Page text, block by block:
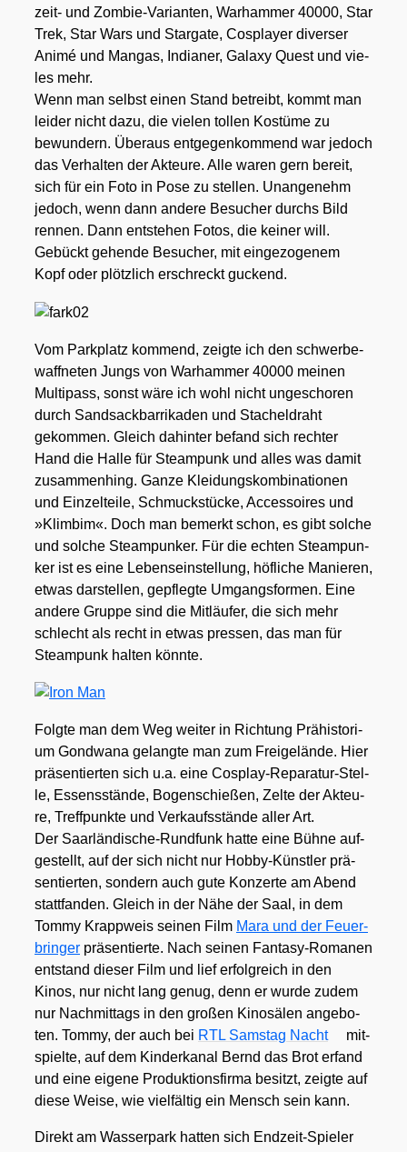
zeit- und Zom­bie-Vari­an­ten, War­ham­mer 40000, Star
Trek, Star Wars und Star­ga­te, Cos­play­er diver­ser
Ani­mé und Man­gas, India­ner, Gala­xy Questund vie­
les mehr.
Wenn man selbst einen Stand betreibt, kommt man
lei­der nicht dazu, die vie­len tol­len Kos­tü­me zu
bewun­dern. Über­aus ent­ge­gen­kom­mend war jedoch
das Ver­hal­ten der Akteu­re. Alle waren gern bereit,
sich für ein Foto in Pose zu stel­len. Unan­ge­nehm
jedoch, wenn dann ande­re Besu­cher durchs Bild
ren­nen. Dann ent­ste­hen Fotos, die kei­ner will.
Gebückt gehen­de Besu­cher, mit ein­ge­zo­ge­nem
Kopf oder plötz­lich erschreckt guckend.
Vom Park­platz kom­mend, zeig­te ich den schwer­be­
waff­ne­ten Jungs von War­ham­mer 40000 mei­nen
Mul­ti­pass, sonst wäre ich wohl nicht unge­scho­ren
durch Sand­sack­bar­ri­ka­den und Sta­chel­draht
gekom­men. Gleich dahin­ter befand sich rech­ter
Hand die Hal­le für Steam­punk und alles was damit
zusam­men­hing. Gan­ze Klei­dungs­kom­bi­na­tio­nen
und Ein­zel­tei­le, Schmuck­stü­cke, Acces­soires und
»Klim­bim«. Doch man bemerkt schon, es gibt sol­che
und sol­che Steam­pun­ker. Für die ech­ten Steam­pun­
ker ist es eine Lebens­ein­stel­lung, höf­li­che Manie­ren,
etwas dar­stel­len, gepfleg­te Umgangs­for­men. Eine
ande­re Grup­pe sind die Mit­läu­fer, die sich mehr
schlecht als recht in etwas pres­sen, das man für
Steam­punk hal­ten könn­te.
Folg­te man dem Weg wei­ter in Rich­tung Prä­his­to­ri­
um Gond­wa­na gelang­te man zum Frei­ge­län­de. Hier
prä­sen­tier­ten sich u.a. eine Cos­play-Repa­ra­tur-Stel­
le, Essens­stän­de, Bogen­schie­ßen, Zel­te der Akteu­
re, Treff­punk­te und Ver­kaufs­stän­de aller Art.
Der Saar­län­di­sche-Rund­funk hat­te eine Büh­ne auf­
ge­stellt, auf der sich nicht nur Hob­by-Künst­ler prä­
sen­tier­ten, son­dern auch gute Kon­zer­te am Abend
statt­fan­den. Gleich in der Nähe der Saal, in dem
Tom­my Krapp­weis sei­nen Film Mara und der Feu­er­
brin­ger prä­sen­tier­te. Nach sei­nen Fan­ta­sy-Roma­nen
ent­stand die­ser Film und lief erfolg­reich in den
Kinos, nur nicht lang genug, denn er wur­de zudem
nur Nach­mit­tags in den gro­ßen Kino­sä­len ange­bo­
ten. Tom­my, der auch bei RTL Sams­tag Nacht
mit­
spiel­te, auf dem Kin­der­ka­nal Bernd das Brot erfand
und eine eige­ne Pro­duk­ti­ons­fir­ma besitzt, zeig­te auf
die­se Wei­se, wie viel­fäl­tig ein Mensch sein kann.
Direkt am Was­ser­park hat­ten sich End­zeit-Spie­ler